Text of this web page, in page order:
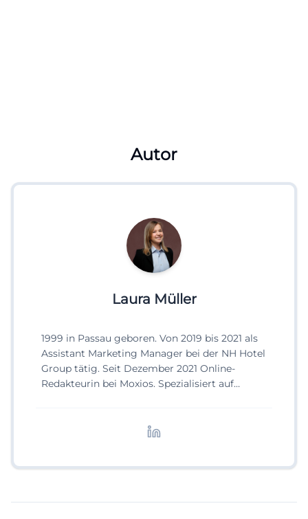
Autor
Laura Müller
1999 in Passau geboren. Von 2019 bis 2021 als
Assistant Marketing Manager bei der NH Hotel
Group tätig. Seit Dezember 2021 Online-
Redakteurin bei Moxios. Spezialisiert auf